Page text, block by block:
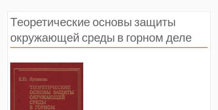
Теоретические основы защиты
окружающей среды в горном деле